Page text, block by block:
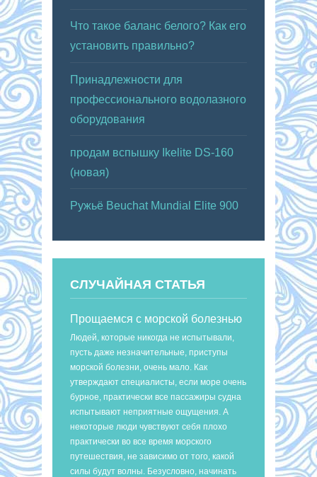
Что такое баланс белого? Как его
установить правильно?
Принадлежности для
профессионального водолазного
оборудования
продам вспышку Ikelite DS-160
(новая)
Ружьё Beuchat Mundial Elite 900
СЛУЧАЙНАЯ СТАТЬЯ
Прощаемся с морской болезнью
Людей, которые никогда не испытывали,
пусть даже незначительные, приступы
морской болезни, очень мало. Как
утверждают специалисты, если море очень
бурное, практически все пассажиры судна
испытывают неприятные ощущения. А
некоторые люди чувствуют себя плохо
практически во все время морского
путешествия, не зависимо от того, какой
силы будут волны. Безусловно, начинать